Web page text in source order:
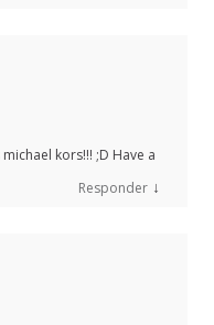
kors!!! ;D Have a
Responder ↓